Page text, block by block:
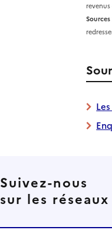
Sources
Suivez-nous
sur les